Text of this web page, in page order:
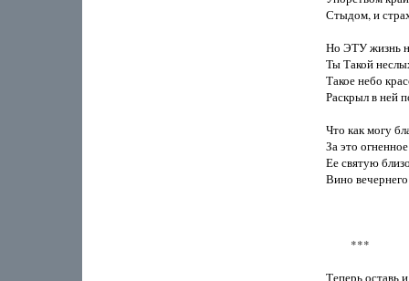
Стыдом, и
Но ЭТУ жизнь
Ты Такой
Такое небо
Раскрыл в ней
Что как могу
За это
Ее святую
Вино
         ***
Теперь оставь